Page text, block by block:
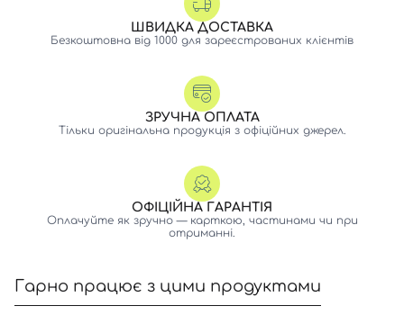
ШВИДКА ДОСТАВКА
Безкоштовна від 1000 для зареєстрованих клієнтів
ЗРУЧНА ОПЛАТА
Тільки оригінальна продукція з офіційних джерел.
ОФІЦІЙНА ГАРАНТІЯ
Оплачуйте як зручно — карткою, частинами чи при
отриманні.
Гарно працює з цими продуктами